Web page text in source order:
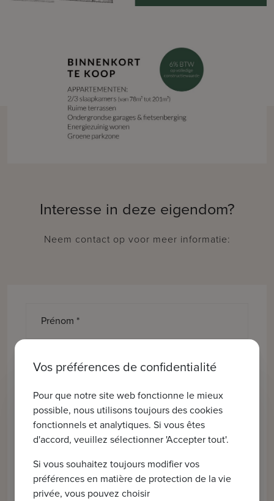
Interesse in deze eigendom?
Neem contact op voor meer informatie:
Prénom *
Nom de famille *
E-mail *
Numéro de téléphone *
Message
Vos préférences de confidentialité
Pour que notre site web fonctionne le mieux
possible, nous utilisons toujours des cookies
fonctionnels et analytiques. Si vous êtes
d'accord, veuillez sélectionner 'Accepter tout'.
Si vous souhaitez toujours modifier vos
préférences en matière de protection de la vie
privée, vous pouvez choisir